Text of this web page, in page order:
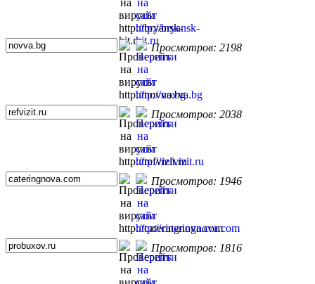
Просмотров: 2198
Просмотров: 2038
Просмотров: 1946
Просмотров: 1816